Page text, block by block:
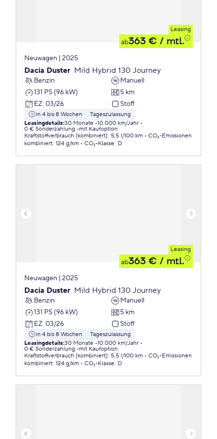
Leasing
ab363 € / mtl.
Neuwagen | 2025
Dacia Duster Mild Hybrid 130 Journey
Benzin
Manuell
131 PS (96 kW)
5 km
EZ: 03/26 Stoff
in 4 bis 8 Wochen
Tageszulassung
Leasingdetails:30 Monate 10.000 km/Jahr
0 € Sonderzahlung
mit Kaufoption
Kraftstoffverbrauch (kombiniert): 5,5 l/100 km
CO₂-Emissionen
kombiniert: 124 g/km CO₂-Klasse: D
Leasing
ab363 € / mtl.
Neuwagen | 2025
Dacia Duster Mild Hybrid 130 Journey
Benzin
Manuell
131 PS (96 kW)
5 km
EZ: 03/26 Stoff
in 4 bis 8 Wochen
Tageszulassung
Leasingdetails:30 Monate 10.000 km/Jahr
0 € Sonderzahlung
mit Kaufoption
Kraftstoffverbrauch (kombiniert): 5,5 l/100 km
CO₂-Emissionen
kombiniert: 124 g/km CO₂-Klasse: D